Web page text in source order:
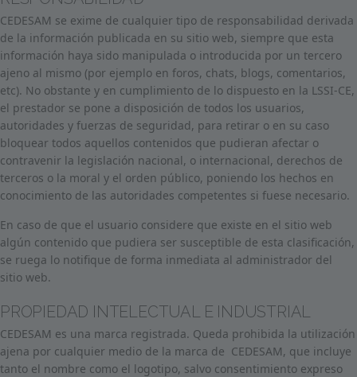
CEDESAM se exime de cualquier tipo de responsabilidad derivada
de la información publicada en su sitio web, siempre que esta
información haya sido manipulada o introducida por un tercero
ajeno al mismo (por ejemplo en foros, chats, blogs, comentarios,
etc). No obstante y en cumplimiento de lo dispuesto en la LSSI-CE,
el prestador se pone a disposición de todos los usuarios,
autoridades y fuerzas de seguridad, para retirar o en su caso
bloquear todos aquellos contenidos que pudieran afectar o
contravenir la legislación nacional, o internacional, derechos de
terceros o la moral y el orden público, poniendo los hechos en
conocimiento de las autoridades competentes si fuese necesario.
En caso de que el usuario considere que existe en el sitio web
algún contenido que pudiera ser susceptible de esta clasificación,
se ruega lo notifique de forma inmediata al administrador del
sitio web.
PROPIEDAD INTELECTUAL E INDUSTRIAL
CEDESAM es una marca registrada. Queda prohibida la utilización
ajena por cualquier medio de la marca de CEDESAM, que incluye
tanto el nombre como el logotipo, salvo consentimiento expreso